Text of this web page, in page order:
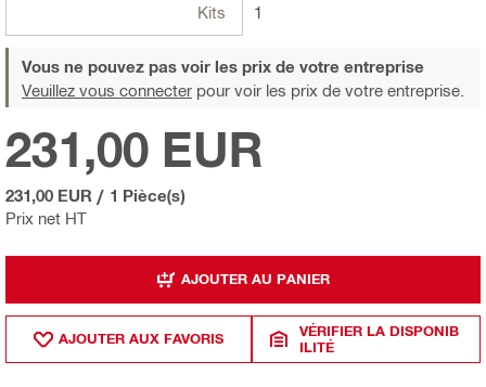
Kits 1
Vous ne pouvez pas voir les prix de votre entreprise
Veuillez vous connecter pour voir les prix de votre entreprise.
Prix net HT
231,00 EUR
231,00 EUR / 1 Pièce(s)
AJOUTER AU PANIER
AJOUTER AUX FAVORIS
VÉRIFIER LA DISPONIB
ILITÉ